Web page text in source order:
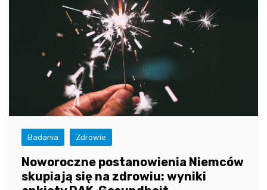
Badania Zdrowie
Noworoczne postanowienia Niemców
skupiają się na zdrowiu: wyniki